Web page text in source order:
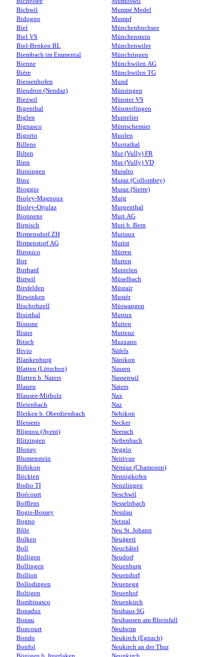
Bichwil
Bidogno
Biel
Biel VS
Biel-Benken BL
Biembach im Emmental
Bienne
Bière
Biessenhofen
Bieudron (Nendaz)
Biezwil
Bigenthal
Biglen
Bignasco
Bigorio
Billens
Bilten
Binn
Binningen
Binz
Bioggio
Bioley-Magnoux
Bioley-Orjulaz
Bionnens
Birgisch
Birmensdorf ZH
Birmenstorf AG
Bironico
Birr
Birrhard
Birrwil
Birsfelden
Birwinken
Bischofszell
Bisisthal
Bissone
Bister
Bitsch
Bivio
Blankenburg
Blatten (Lötschen)
Blatten b. Naters
Blauen
Blausee-Mitholz
Bleienbach
Bleiken b. Oberdiessbach
Blessens
Blignou (Ayent)
Blitzingen
Blonay
Blumenstein
Böbikon
Böckten
Bodio TI
Boécourt
Bofflens
Bogis-Bossey
Bogno
Bôle
Bolken
Boll
Bolligen
Bollingen
Bollion
Bollodingen
Boltigen
Bombinasco
Bonaduz
Bonau
Boncourt
Bondo
Bonfol
Mumpé Medel
Mumpf
Münchenbuchsee
Münchenstein
Münchenwiler
Münchringen
Münchwilen AG
Münchwilen TG
Mund
Münsingen
Münster VS
Münsterlingen
Muntelier
Müntschemier
Muolen
Muotathal
Mur (Vully) FR
Mur (Vully) VD
Muralto
Muraz (Collombey)
Muraz (Sierre)
Murg
Murgenthal
Muri AG
Muri b. Bern
Muriaux
Murist
Mürren
Murten
Murzelen
Müselbach
Müstair
Mustér
Müswangen
Mutrux
Mutten
Muttenz
Muzzano
Näfels
Nänikon
Nassen
Nassenwil
Naters
Nax
Naz
Nebikon
Necker
Neerach
Neftenbach
Neggio
Neirivue
Némiaz (Chamoson)
Nennigkofen
Nenzlingen
Neschwil
Nesselnbach
Nesslau
Netstal
Neu St. Johann
Neuägeri
Neuchâtel
Neudorf
Neuenburg
Neuendorf
Neuenegg
Neuenhof
Neuenkirch
Neuhaus SG
Neuhausen am Rheinfall
Neuheim
Neukirch (Egnach)
Neukirch an der Thur